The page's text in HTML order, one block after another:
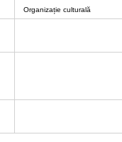
Organizație culturală